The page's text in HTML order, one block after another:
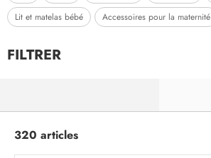
Lit et matelas bébé Accessoires pour la maternité
FILTRER
320 articles